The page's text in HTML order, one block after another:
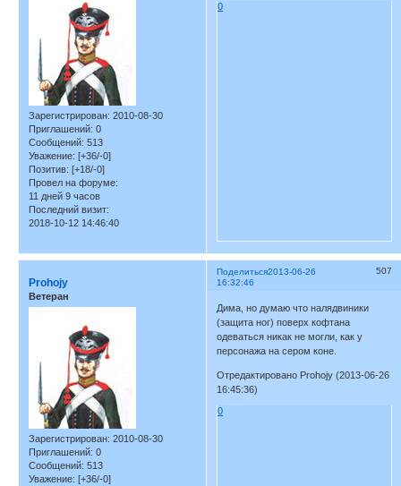
Зарегистрирован: 2010-08-30
Приглашений: 0
Сообщений: 513
Уважение: [+36/-0]
Позитив: [+18/-0]
Провел на форуме:
11 дней 9 часов
Последний визит:
2018-10-12 14:46:40
0
Поделиться 507
2013-06-26
16:32:46
Prohojy
Ветеран
Зарегистрирован: 2010-08-30
Приглашений: 0
Сообщений: 513
Уважение: [+36/-0]
Дима, но думаю что налядвиники
(защита ног) поверх кофтана
одеваться никак не могли, как у
персонажа на сером коне.
Отредактировано Prohojy (2013-06-26
16:45:36)
0